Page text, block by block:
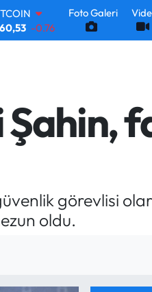
-0.76
0.02
ALTIN
2.12
Foto Galeri
Şahin,
görevlisi
oldu.